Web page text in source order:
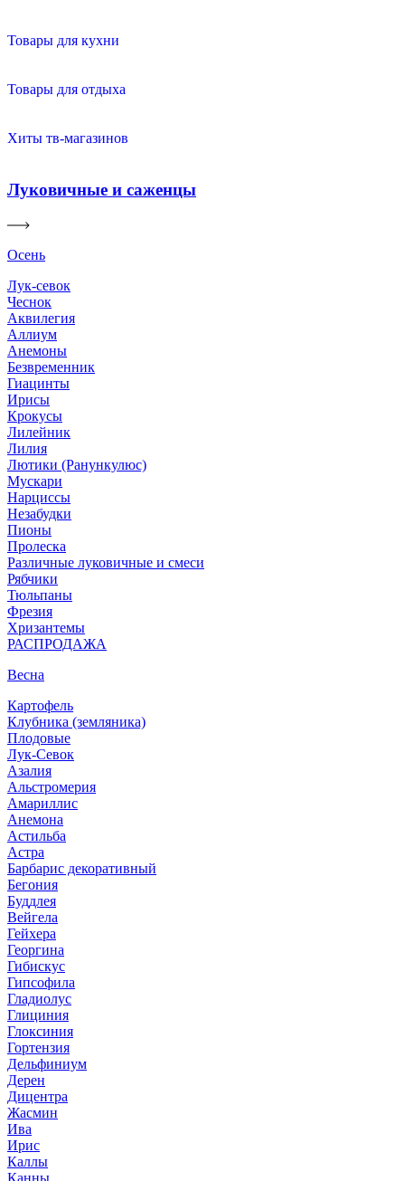
Товары для кухни
Товары для отдыха
Хиты тв-магазинов
Луковичные и саженцы
Осень
Лук-севок
Чеснок
Аквилегия
Аллиум
Анемоны
Безвременник
Гиацинты
Ирисы
Крокусы
Лилейник
Лилия
Лютики (Ранункулюс)
Мускари
Нарцисcы
Незабудки
Пионы
Пролеска
Различные луковичные и смеси
Рябчики
Тюльпаны
Фрезия
Хризантемы
РАСПРОДАЖА
Весна
Картофель
Клубника (земляника)
Плодовые
Лук-Севок
Азалия
Альстромерия
Амариллис
Анемона
Астильба
Астра
Барбарис декоративный
Бегония
Буддлея
Вейгела
Гейхера
Георгина
Гибискус
Гипсофила
Гладиолус
Глициния
Глоксиния
Гортензия
Дельфиниум
Дерен
Дицентра
Жасмин
Ива
Ирис
Каллы